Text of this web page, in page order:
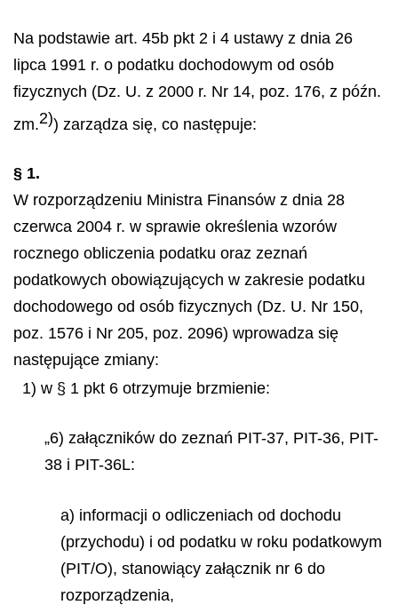
Na podstawie art. 45b pkt 2 i 4 ustawy z dnia 26
lipca 1991 r. o podatku dochodowym od osób
fizycznych (Dz. U. z 2000 r. Nr 14, poz. 176, z późn.
zm.2)) zarządza się, co następuje:
§ 1.
W rozporządzeniu Ministra Finansów z dnia 28
czerwca 2004 r. w sprawie określenia wzorów
rocznego obliczenia podatku oraz zeznań
podatkowych obowiązujących w zakresie podatku
dochodowego od osób fizycznych (Dz. U. Nr 150,
poz. 1576 i Nr 205, poz. 2096) wprowadza się
następujące zmiany:
1) w § 1 pkt 6 otrzymuje brzmienie:
„6) załączników do zeznań PIT-37, PIT-36, PIT-
38 i PIT-36L:
a) informacji o odliczeniach od dochodu
(przychodu) i od podatku w roku podatkowym
(PIT/O), stanowiący załącznik nr 6 do
rozporządzenia,